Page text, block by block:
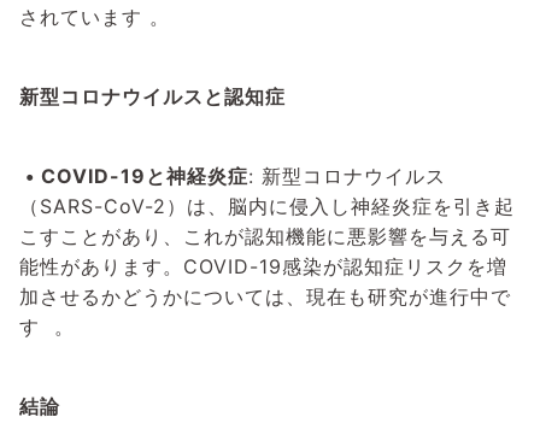
されています 。
新型コロナウイルスと認知症
• COVID-19と神経炎症: 新型コロナウイルス
（SARS-CoV-2）は、脳内に侵入し神経炎症を引き起
こすことがあり、これが認知機能に悪影響を与える可
能性があります。COVID-19感染が認知症リスクを増
加させるかどうかについては、現在も研究が進行中で
す 。
結論